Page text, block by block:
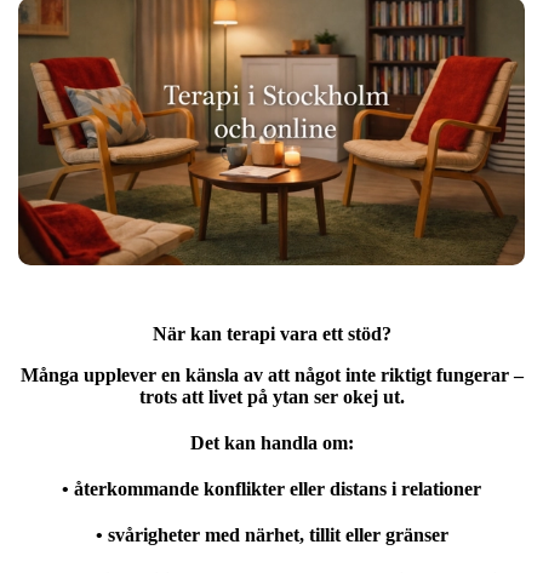
När kan terapi vara ett stöd?
Många upplever en känsla av att något inte riktigt fungerar –
trots att livet på ytan ser okej ut.
Det kan handla om:
• återkommande konflikter eller distans i relationer
• svårigheter med närhet, tillit eller gränser